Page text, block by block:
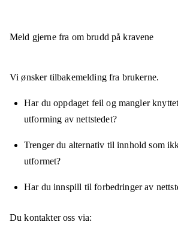
Meld gjerne fra om brudd på kravene
Vi ønsker tilbakemelding fra brukerne.
Har du oppdaget feil og mangler
utforming av nettstedet?
Trenger du alternativ til innhold som
utformet?
Har du innspill til forbedringer av
Du kontakter oss via: